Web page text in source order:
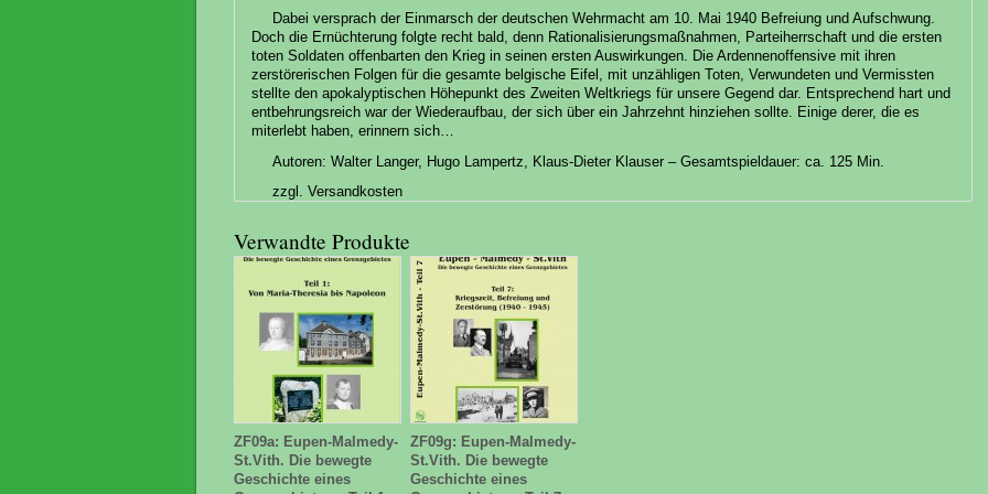
Dabei versprach der Einmarsch der deutschen Wehrmacht am 10. Mai 1940 Befreiung und Aufschwung.
Doch die Ernüchterung folgte recht bald, denn Rationalisierungsmaßnahmen, Parteiherrschaft und die ersten
toten Soldaten offenbarten den Krieg in seinen ersten Auswirkungen. Die Ardennenoffensive mit ihren
zerstörerischen Folgen für die gesamte belgische Eifel, mit unzähligen Toten, Verwundeten und Vermissten
stellte den apokalyptischen Höhepunkt des Zweiten Weltkriegs für unsere Gegend dar. Entsprechend hart und
entbehrungsreich war der Wiederaufbau, der sich über ein Jahrzehnt hinziehen sollte. Einige derer, die es
miterlebt haben, erinnern sich…
Autoren: Walter Langer, Hugo Lampertz, Klaus-Dieter Klauser – Gesamtspieldauer: ca. 125 Min.
zzgl. Versandkosten
Verwandte Produkte
ZF09a: Eupen-Malmedy-
St.Vith. Die bewegte
Geschichte eines
ZF09g: Eupen-Malmedy-
St.Vith. Die bewegte
Geschichte eines